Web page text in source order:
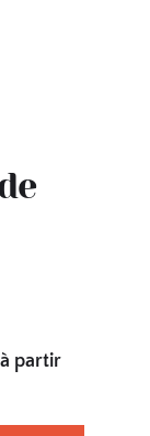
partir